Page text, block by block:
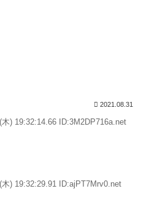
2021.08.31
木) 19:32:14.66 ID:3M2DP716a.net
木) 19:32:29.91 ID:ajPT7Mrv0.net